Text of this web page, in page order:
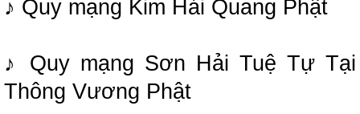
♪ Quy mạng Kim Hải Quang Phật
♪ Quy mạng Sơn Hải Tuệ Tự Tại
Thông Vương Phật